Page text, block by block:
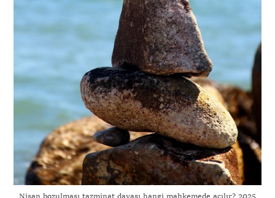
Nişan bozulması tazminat davası hangi mahkemede açılır? 2025